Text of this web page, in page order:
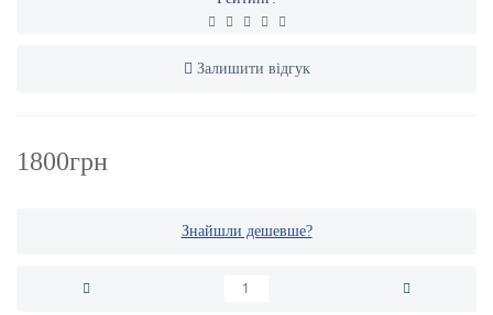
Залишити відгук
1800грн
Знайшли дешевше?